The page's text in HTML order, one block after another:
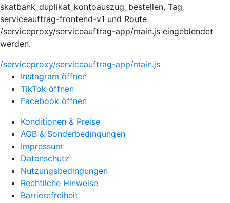
skatbank_duplikat_kontoauszug_bestellen, Tag
serviceauftrag-frontend-v1 und Route
/serviceproxy/serviceauftrag-app/main.js eingeblendet
werden.
/serviceproxy/serviceauftrag-app/main.js
Instagram öffnen
TikTok öffnen
Facebook öffnen
Konditionen & Preise
AGB & Sonderbedingungen
Impressum
Datenschutz
Nutzungsbedingungen
Rechtliche Hinweise
Barrierefreiheit